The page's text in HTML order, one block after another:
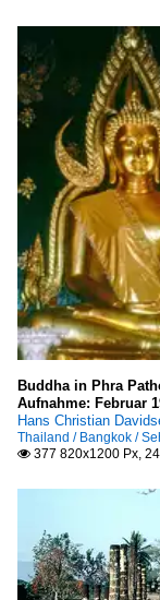
Buddha in Phra
Aufnahme: Februar
Hans Christian
Thailand / Bangkok /
 377 820x1200 Px,